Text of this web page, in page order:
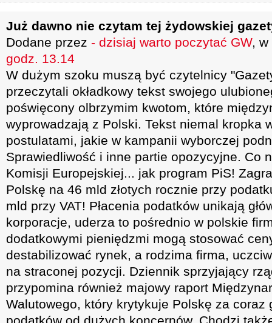
Już dawno nie czytam tej żydowskiej
Dodane przez - dzisiaj warto poczytać GW,
godz. 13.14
W dużym szoku muszą być czytelnicy
przeczytali okładkowy tekst swojego
poświęcony olbrzymim kwotom, które
wyprowadzają z Polski. Tekst niemal kropka
postulatami, jakie w kampanii wyborczej
Sprawiedliwość i inne partie opozycyjne. Co
Komisji Europejskiej... jak program PiS!
Polskę na 46 mld złotych rocznie przy
mld przy VAT! Płacenia podatków unikają
korporacje, uderza to pośrednio w polskie
dodatkowymi pieniędzmi mogą stosować
destabilizować rynek, a rodzima firma,
na straconej pozycji. Dziennik sprzyjający
przypomina również majowy raport
Walutowego, który krytykuje Polskę za coraz